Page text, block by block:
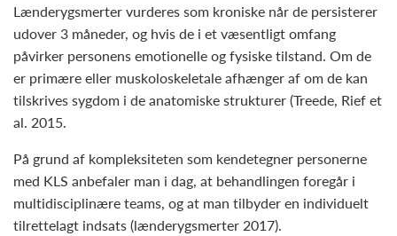
Lænderygsmerter vurderes som kroniske når de persisterer
udover 3 måneder, og hvis de i et væsentligt omfang
påvirker personens emotionelle og fysiske tilstand. Om de
er primære eller muskoloskeletale afhænger af om de kan
tilskrives sygdom i de anatomiske strukturer (Treede, Rief et
al. 2015.
På grund af kompleksiteten som kendetegner personerne
med KLS anbefaler man i dag, at behandlingen foregår i
multidisciplinære teams, og at man tilbyder en individuelt
tilrettelagt indsats (lænderygsmerter 2017).